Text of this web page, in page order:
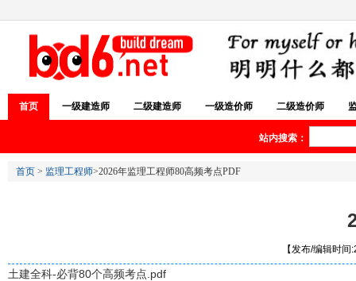
首页 一级建造师 二级建造师 一级造价师 二级造价师
站内搜索：
首页 > 监理工程师>2026年监理工程师80高频考点PDF
【发布/编辑时
土建全科-必背80个高频考点.pdf